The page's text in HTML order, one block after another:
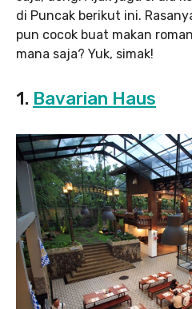
di Puncak berikut ini.
pun cocok buat makan
mana saja? Yuk, simak!
1. Bavarian Haus